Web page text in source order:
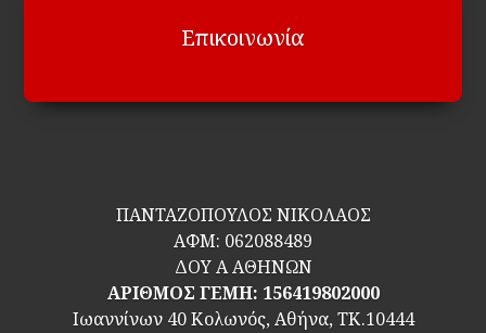
Επικοινωνία
ΠΑΝΤΑΖΟΠΟΥΛΟΣ ΝΙΚΟΛΑΟΣ
ΑΦΜ: 062088489
ΔΟΥ Α ΑΘΗΝΩΝ
ΑΡΙΘΜΟΣ ΓΕΜΗ: 156419802000
Ιωαννίνων 40 Κολωνός, Αθήνα, ΤΚ.10444